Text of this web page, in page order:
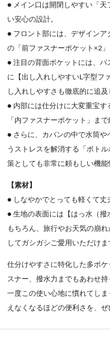
● メイン口は開閉しやすい「
い安心の設計。
● フロント部には、デザインア
の「前ファスナーポケット×2」
● 注目の背面ポケットには、
に【出し入れしやすいL字型フ
し入れしやすさも徹底的に追及
● 内部には仕分けに大変重宝
「内ファスナーポケット」まで
● さらに、カバンの中で水筒や
うストレスを解消する「ボト
策としても非常に頼もしい機能
【素材】
● しなやかでとっても軽くて丈
● 生地の表面には【はっ水（
もちろん、旅行やお天気の崩
してガシガシご愛用いただけま
仕分けやすさに特化した多ポ
スナー、撥水力までもあわせ持
一度この使い心地に慣れてし
えなくなるほどの便利さを、